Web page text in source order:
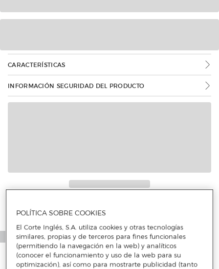
CARACTERÍSTICAS
INFORMACIÓN SEGURIDAD DEL PRODUCTO
POLÍTICA SOBRE COOKIES
El Corte Inglés, S.A. utiliza cookies y otras tecnologías
similares, propias y de terceros para fines funcionales
(permitiendo la navegación en la web) y analíticos
(conocer el funcionamiento y uso de la web para su
optimización), así como para mostrarte publicidad (tanto